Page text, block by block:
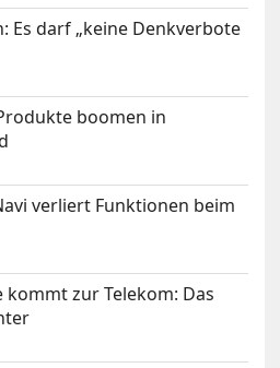
Es darf „keine Denkverbote
boomen in
verliert Funktionen beim
kommt zur Telekom: Das